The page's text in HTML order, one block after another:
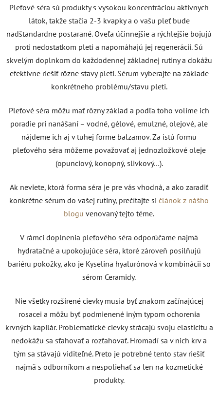
Pleťové séra sú produkty s vysokou koncentráciou aktívnych
látok, takže stačia 2-3 kvapky a o vašu pleť bude
nadštandardne postarané. Oveľa účinnejšie a rýchlejšie bojujú
proti nedostatkom pleti a napomáhajú jej regenerácii. Sú
skvelým doplnkom do každodennej základnej rutiny a dokážu
efektívne riešiť rôzne stavy pleti. Sérum vyberajte na základe
konkrétneho problému/stavu pleti.
Pleťové séra môžu mať rôzny základ a podľa toho volíme ich
poradie pri nanášaní – vodné, gélové, emulzné, olejové, ale
nájdeme ich aj v tuhej forme balzamov. Za istú formu
pleťového séra môžeme považovať aj jednozložkové oleje
(opunciový, konopný, slivkový…).
Ak neviete, ktorá forma séra je pre vás vhodná, a ako zaradiť
konkrétne sérum do vašej rutiny, prečítajte si článok z nášho
blogu venovaný tejto téme.
V rámci doplnenia pleťového séra odporúčame najmä
hydratačné a upokojujúce séra, ktoré zároveň posilňujú
bariéru pokožky, ako je Kyselina hyalurónová v kombinácii so
sérom Ceramidy.
Nie všetky rozšírené cievky musia byť znakom začínajúcej
rosacei a môžu byť podmienené iným typom ochorenia
krvných kapilár. Problematické cievky strácajú svoju elasticitu a
nedokážu sa sťahovať a rozťahovať. Hromadí sa v nich krv a
tým sa stávajú viditeľné. Preto je potrebné tento stav riešiť
najmä s odborníkom a nespoliehať sa len na kozmetické
produkty.